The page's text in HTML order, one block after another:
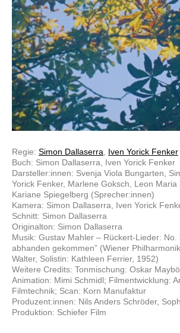
Regie: Simon Dallaserra
Iven Yorick Fenker
Buch: Simon Dallaserra, Iven Yorick Fenker
Darsteller:innen: Svenja Viola Bungarten,
Yorick Fenker, Marlene Goksch, Leon Maria
Kariane Spiegelberg (Sprecher:innen)
Kamera: Simon Dallaserra, Iven Yorick
Schnitt: Simon Dallaserra
Originalton: Simon Dallaserra
Musik: Gustav Mahler – Rückert-Lieder:
abhanden gekommen” (Wiener
Walter, Solistin: Kathleen Ferrier, 1952)
Weitere Credits: Tonmischung: Oskar
Animation: Mimi Schmidl; Filmentwicklung:
Filmtechnik; Scan: Korn Manufaktur
Produzent:innen: Nils Anders Schröder,
Produktion: Schiefer Film